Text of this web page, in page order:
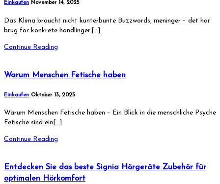
Einkaufen November 14, 2025
Das Klima braucht nicht kunterbunte Buzzwords, meninger – det har
brug for konkrete handlinger.[…]
Continue Reading
Warum Menschen Fetische haben
Einkaufen Oktober 13, 2025
Warum Menschen Fetische haben – Ein Blick in die menschliche Psyche
Fetische sind ein[…]
Continue Reading
Entdecken Sie das beste Signia Hörgeräte Zubehör für
optimalen Hörkomfort